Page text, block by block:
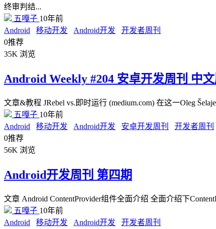
终审判结...
五嘎子 10年前
Android
移动开发 Android开发
开发者周刊
0推荐
35K 浏览
Android Weekly #204 安卓开发周刊 中
文章&教程 JRebel vs.即时运行 (medium.com) 在这一Oleg
五嘎子 10年前
Android
移动开发 Android开发 安卓开发周刊
开发者周刊
0推荐
56K 浏览
Android开发周刊 第四期
文章 Android ContentProvider组件全面介绍 全面介绍下
五嘎子 10年前
Android
移动开发 Android开发
开发者周刊